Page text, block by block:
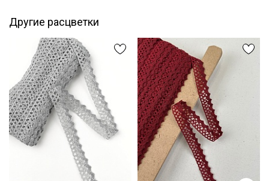
Цветопередача может отличаться от оригинального цвета в
зависимости от настроек вашего монитора.
Другие расцветки